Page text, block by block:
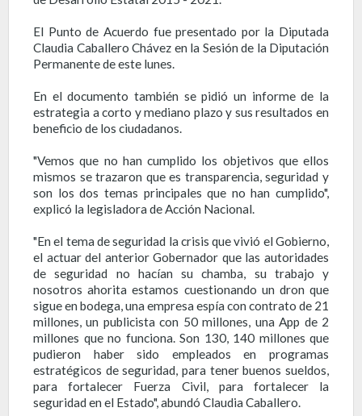
El Punto de Acuerdo fue presentado por la Diputada
Claudia Caballero Chávez en la Sesión de la Diputación
Permanente de este lunes.
En el documento también se pidió un informe de la
estrategia a corto y mediano plazo y sus resultados en
beneficio de los ciudadanos.
"Vemos que no han cumplido los objetivos que ellos
mismos se trazaron que es transparencia, seguridad y
son los dos temas principales que no han cumplido",
explicó la legisladora de Acción Nacional.
"En el tema de seguridad la crisis que vivió el Gobierno,
el actuar del anterior Gobernador que las autoridades
de seguridad no hacían su chamba, su trabajo y
nosotros ahorita estamos cuestionando un dron que
sigue en bodega, una empresa espía con contrato de 21
millones, un publicista con 50 millones, una App de 2
millones que no funciona. Son 130, 140 millones que
pudieron haber sido empleados en programas
estratégicos de seguridad, para tener buenos sueldos,
para fortalecer Fuerza Civil, para fortalecer la
seguridad en el Estado", abundó Claudia Caballero.